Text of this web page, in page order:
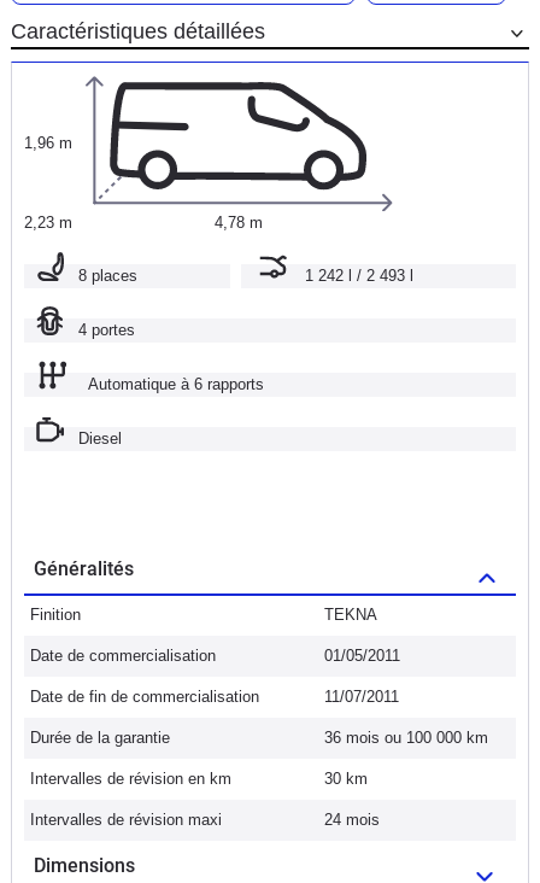
Caractéristiques détaillées
1,96 m
2,23 m 4,78 m
8 places 1 242 l / 2 493 l
4 portes
Automatique à 6 rapports
Diesel
Généralités
Finition TEKNA
Date de commercialisation 01/05/2011
Date de fin de commercialisation 11/07/2011
Durée de la garantie 36 mois ou 100 000 km
Intervalles de révision en km 30 km
Intervalles de révision maxi 24 mois
Dimensions